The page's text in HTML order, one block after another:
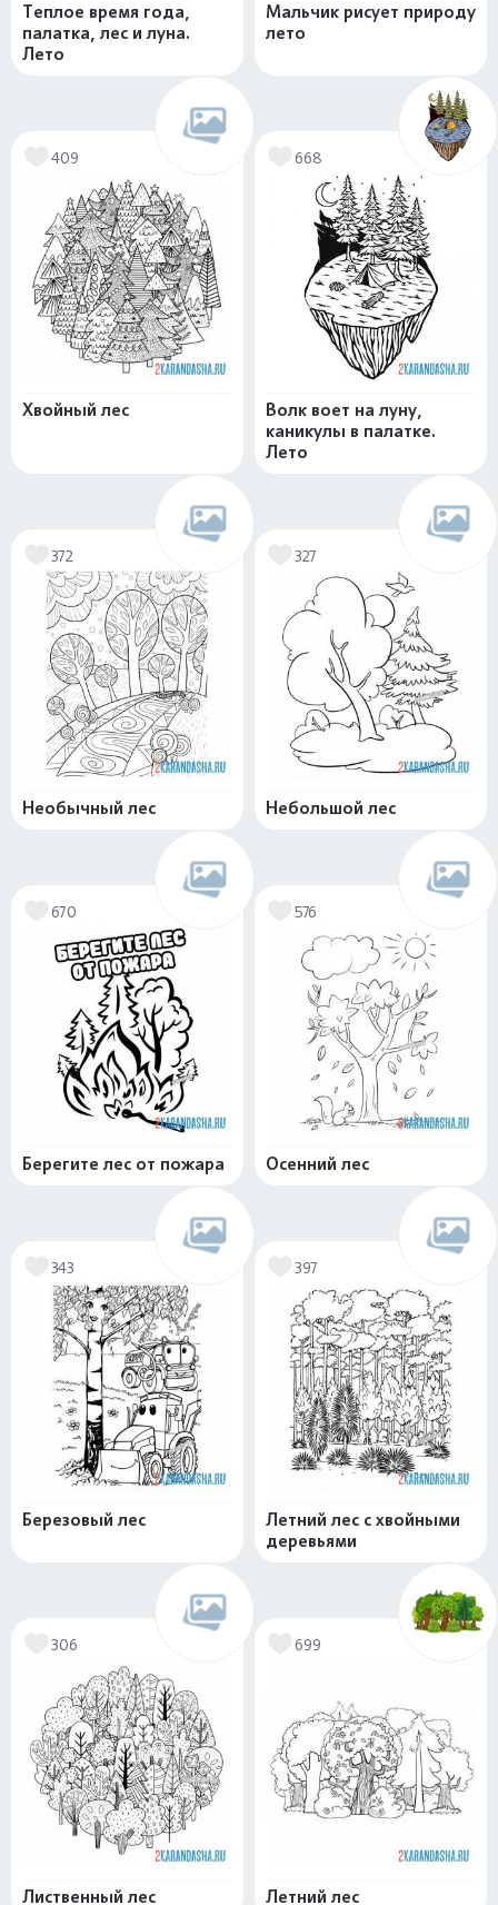
Теплое время года,
палатка, лес и луна.
Лето
Мальчик рисует природу
лето
409
Хвойный лес
668
Волк воет на луну,
каникулы в палатке.
Лето
372
Необычный лес
327
Небольшой лес
670
Берегите лес от пожара
576
Осенний лес
343
Березовый лес
397
Летний лес с хвойными
деревьями
306
Лиственный лес
699
Летний лес